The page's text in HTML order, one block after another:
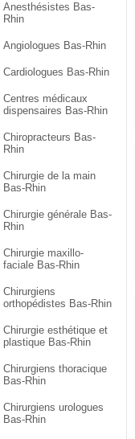
Anesthésistes Bas-
Rhin
Angiologues Bas-Rhin
Cardiologues Bas-Rhin
Centres médicaux
dispensaires Bas-Rhin
Chiropracteurs Bas-
Rhin
Chirurgie de la main
Bas-Rhin
Chirurgie générale Bas-
Rhin
Chirurgie maxillo-
faciale Bas-Rhin
Chirurgiens
orthopédistes Bas-Rhin
Chirurgie esthétique et
plastique Bas-Rhin
Chirurgiens thoracique
Bas-Rhin
Chirurgiens urologues
Bas-Rhin